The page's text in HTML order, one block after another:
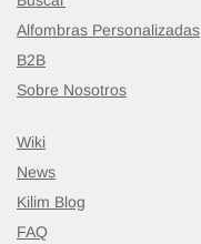
Alfombras Personalizadas
B2B
Sobre Nosotros
Wiki
News
Kilim Blog
FAQ